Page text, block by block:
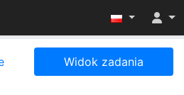
widoczność menu
Widok zadania